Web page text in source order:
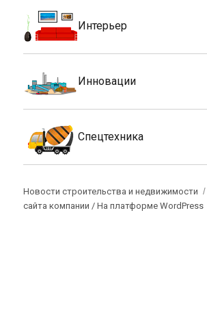
Интерьер
Инновации
Спецтехника
Новости строительства и недвижимости
сайта компании /На платформе WordPress